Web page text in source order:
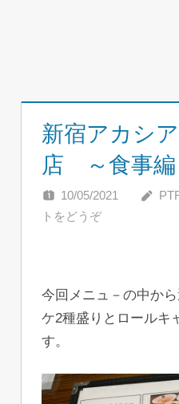
新宿アカシ
店 ～食事編
10/05/2021
トをどうぞ
今回メニュ－の中か
ケ2種盛りとロールキ
す。